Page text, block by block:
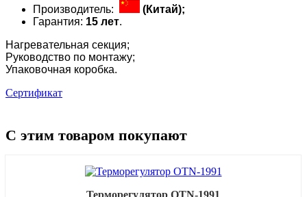
Производитель:
(Китай);
Гарантия: 15 лет.
Нагревательная секция;
Руководство по монтажу;
Упаковочная коробка.
Сертификат
С этим товаром покупают
Терморегулятор OTN-1991